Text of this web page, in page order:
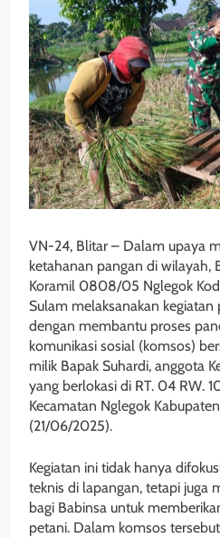
VN-24, Blitar – Dalam upaya
ketahanan pangan di wilayah,
Koramil 0808/05 Nglegok
Sulam melaksanakan
dengan membantu proses
komunikasi sosial (komsos)
milik Bapak Suhardi, anggota
yang berlokasi di RT. 04 RW.
Kecamatan Nglegok
(21/06/2025).
Kegiatan ini tidak hanya
teknis di lapangan, tetapi juga
bagi Babinsa untuk
petani. Dalam komsos